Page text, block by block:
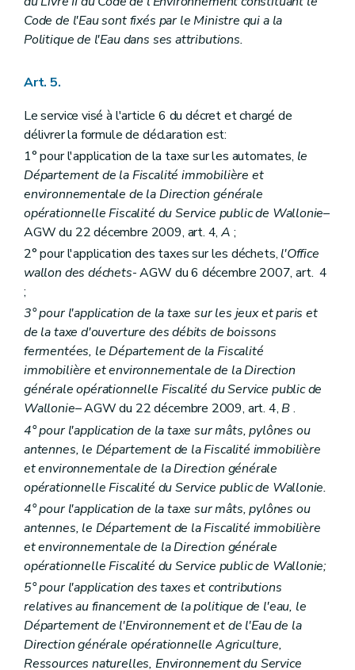
Code de l'Eau sont fixés par le Ministre qui a la
Politique de l'Eau dans ses attributions.
Art. 5.
Le service visé à l'article 6 du décret et chargé de
délivrer la formule de déclaration est:
1° pour l'application de la taxe sur les automates, le
Département de la Fiscalité immobilière et
environnementale de la Direction générale
opérationnelle Fiscalité du Service public de Wallonie–
AGW du 22 décembre 2009, art. 4,A ;
2° pour l'application des taxes sur les déchets, l'Office
wallon des déchets- AGW du 6 décembre 2007, art. 4
;
3° pour l'application de la taxe sur les jeux et paris et
de la taxe d'ouverture des débits de boissons
fermentées, le Département de la Fiscalité
immobilière et environnementale de la Direction
générale opérationnelle Fiscalité du Service public de
Wallonie– AGW du 22 décembre 2009, art. 4,B.
4° pour l'application de la taxe sur mâts, pylônes ou
antennes, le Département de la Fiscalité immobilière
et environnementale de la Direction générale
opérationnelle Fiscalité du Service public de Wallonie.
4° pour l'application de la taxe sur mâts, pylônes ou
antennes, le Département de la Fiscalité immobilière
et environnementale de la Direction générale
opérationnelle Fiscalité du Service public de Wallonie;
5° pour l'application des taxes et contributions
relatives au financement de la politique de l'eau, le
Département de l'Environnement et de l'Eau de la
Direction générale opérationnelle Agriculture,
Ressources naturelles, Environnement du Service